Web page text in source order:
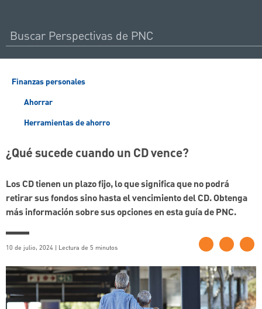
Finanzas personales
Ahorrar
Herramientas de ahorro
¿Qué sucede cuando un CD vence?
Los CD tienen un plazo fijo, lo que significa que no podrá
retirar sus fondos sino hasta el vencimiento del CD. Obtenga
más información sobre sus opciones en esta guía de PNC.
10 de julio, 2024 | Lectura de 5 minutos